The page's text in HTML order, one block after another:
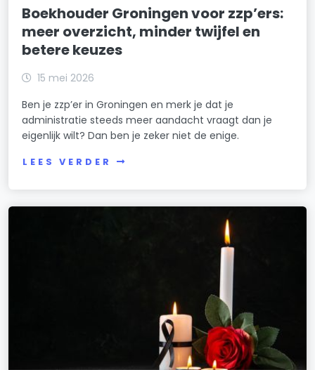
Boekhouder Groningen voor zzp’ers:
meer overzicht, minder twijfel en
betere keuzes
15 mei 2026
Ben je zzp’er in Groningen en merk je dat je
administratie steeds meer aandacht vraagt dan je
eigenlijk wilt? Dan ben je zeker niet de enige.
LEES VERDER